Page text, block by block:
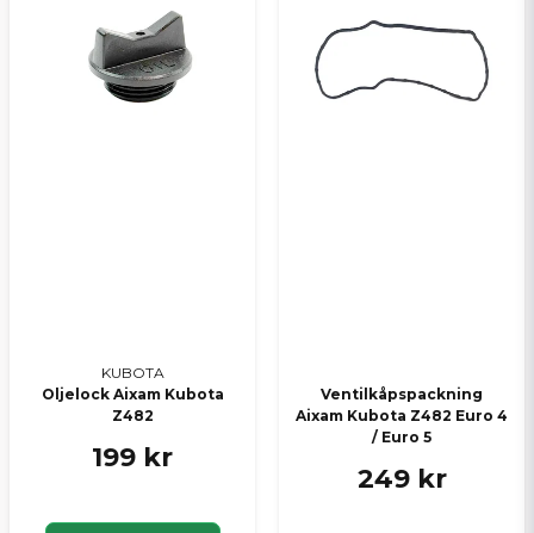
KUBOTA
Oljelock Aixam Kubota
Z482
199 kr
Ventilkåpspackning
Aixam Kubota Z482 Euro 4
/ Euro 5
249 kr
Skicka en fråga